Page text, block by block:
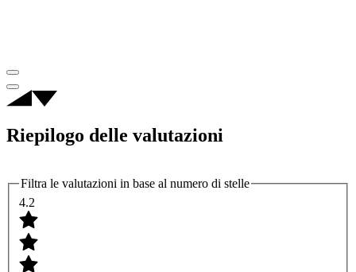
Riepilogo delle valutazioni
Filtra le valutazioni in base al numero di stelle
4.2